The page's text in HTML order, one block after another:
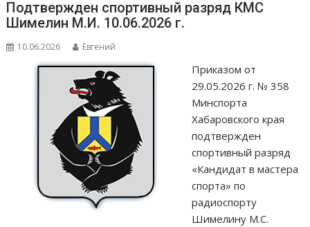
Подтвержден спортивный разряд КМС
Шимелин М.И. 10.06.2026 г.
10.06.2026 Евгений
Приказом от
29.05.2026 г. № 358
Минспорта
Хабаровского края
подтвержден
спортивный разряд
«Кандидат в мастера
спорта» по
радиоспорту
Шимелину М.С.